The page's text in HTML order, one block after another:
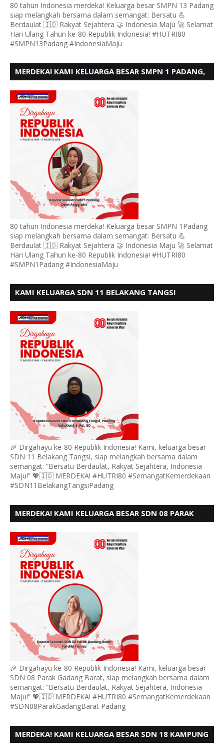
80 tahun Indonesia merdeka! Keluarga besar SMPN 13 Padang
siap melangkah bersama dalam semangat: Bersatu 💪
Berdaulat 🇮🇩 Rakyat Sejahtera 🤝 Indonesia Maju 🚀 Selamat
Hari Ulang Tahun ke-80 Republik Indonesia! #HUTRI80
#SMPN13Padang #IndonesiaMaju
MERDEKA! KAMI KELUARGA BESAR SMPN 1 PADANG,
80 tahun Indonesia merdeka! Keluarga besar SMPN 1Padang
siap melangkah bersama dalam semangat: Bersatu 💪
Berdaulat 🇮🇩 Rakyat Sejahtera 🤝 Indonesia Maju 🚀 Selamat
Hari Ulang Tahun ke-80 Republik Indonesia! #HUTRI80
#SMPN1Padang #IndonesiaMaju
KAMI KELUARGA SDN 11 BELAKANG TANGSI
🎉 Dirgahayu ke-80 Republik Indonesia! Kami, keluarga besar
SDN 11 Belakang Tangsi, siap melangkah bersama dalam
semangat: “Bersatu Berdaulat, Rakyat Sejahtera, Indonesia
Maju!” 💖🇮🇩 MERDEKA! #HUTRI80 #SemangatKemerdekaan
#SDN11BelakangTangsiPadang
MERDEKA! KAMI KELUARGA BESAR SDN 08 PARAK
- 80,
🎉 Dirgahayu ke-80 Republik Indonesia! Kami, keluarga besar
SDN 08 Parak Gadang Barat, siap melangkah bersama dalam
semangat: “Bersatu Berdaulat, Rakyat Sejahtera, Indonesia
Maju!” 💖🇮🇩 MERDEKA! #HUTRI80 #SemangatKemerdekaan
#SDN08ParakGadangBarat Padang
MERDEKA! KAMI KELUARGA BESAR SDN 18 KAMPUNG